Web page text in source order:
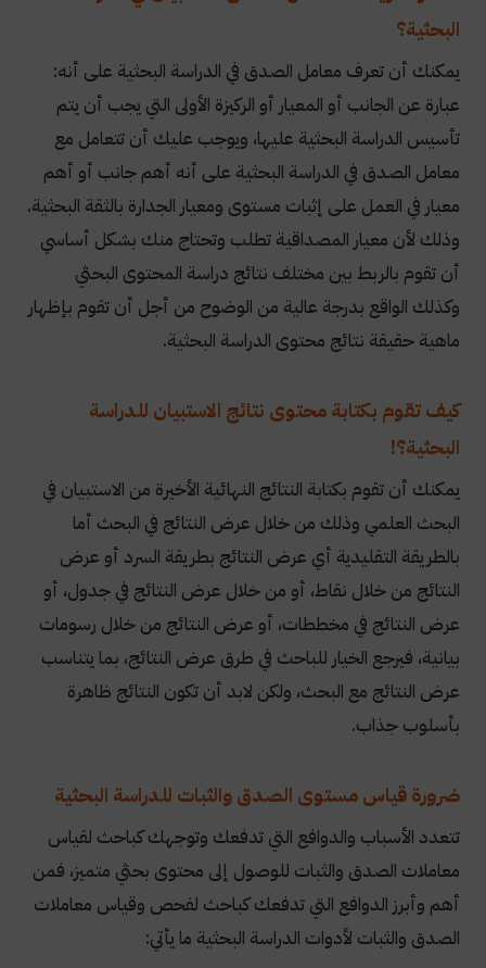
البحثية؟
يمكنك أن تعرف معامل الصدق في الدراسة البحثية على أنه:
عبارة عن الجانب أو المعيار أو الركيزة الأولى التي يجب أن يتم
تأسيس الدراسة البحثية عليها، ويوجب عليك أن تتعامل مع
معامل الصدق في الدراسة البحثية على أنه أهم جانب أو أهم
معيار في العمل على إثبات مستوى ومعيار الجدارة بالثقة البحثية.
وذلك لأن معيار المصداقية تطلب وتحتاج منك بشكل أساسي
أن تقوم بالربط بين مختلف نتائج دراسة المحتوى البحثي
وكذلك الواقع بدرجة عالية من الوضوح من أجل أن تقوم بإظهار
ماهية حقيقة نتائج محتوى الدراسة البحثية.
كيف تقوم بكتابة محتوى نتائج الاستبيان للدراسة
البحثية؟!
يمكنك أن تقوم بكتابة النتائج النهائية الأخيرة من الاستبيان في
البحث العلمي وذلك من خلال عرض النتائج في البحث أما
بالطريقة التقليدية أي عرض النتائج بطريقة السرد أو عرض
النتائج من خلال نقاط، أو من خلال عرض النتائج في جدول، أو
عرض النتائج في مخططات، أو عرض النتائج من خلال رسومات
بيانية، فيرجع الخيار للباحث في طرق عرض النتائج، بما يتناسب
عرض النتائج مع البحث، ولكن لابد أن تكون النتائج ظاهرة
بأسلوب جذاب.
ضرورة قياس مستوى الصدق والثبات للدراسة البحثية
تتعدد الأسباب والدوافع التي تدفعك وتوجهك كباحث لقياس
معاملات الصدق والثبات للوصول إلى محتوى بحثي متميز، فمن
أهم وأبرز الدوافع التي تدفعك كباحث لفحص وقياس معاملات
الصدق والثبات لأدوات الدراسة البحثية ما يأتي: